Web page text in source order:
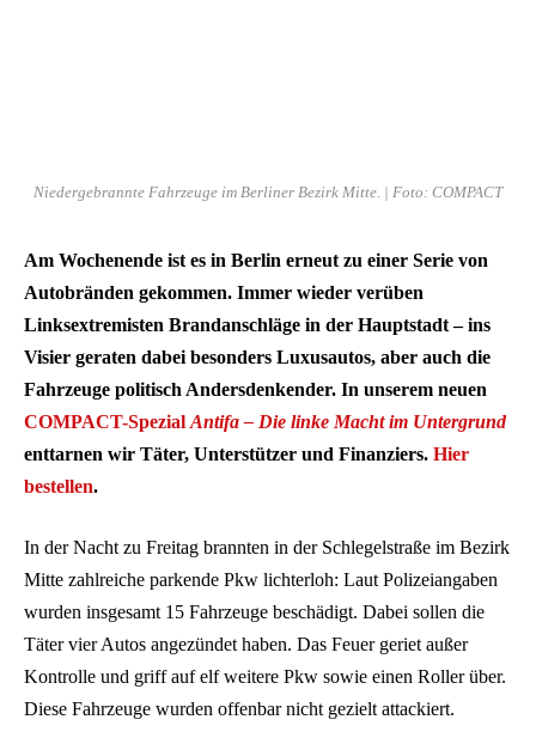
Niedergebrannte Fahrzeuge im Berliner Bezirk Mitte. | Foto: COMPACT
Am Wochenende ist es in Berlin erneut zu einer Serie von
Autobränden gekommen. Immer wieder verüben
Linksextremisten Brandanschläge in der Hauptstadt – ins
Visier geraten dabei besonders Luxusautos, aber auch die
Fahrzeuge politisch Andersdenkender. In unserem neuen
COMPACT-Spezial Antifa – Die linke Macht im Untergrund
enttarnen wir Täter, Unterstützer und Finanziers. Hier
bestellen.
In der Nacht zu Freitag brannten in der Schlegelstraße im Bezirk
Mitte zahlreiche parkende Pkw lichterloh: Laut Polizeiangaben
wurden insgesamt 15 Fahrzeuge beschädigt. Dabei sollen die
Täter vier Autos angezündet haben. Das Feuer geriet außer
Kontrolle und griff auf elf weitere Pkw sowie einen Roller über.
Diese Fahrzeuge wurden offenbar nicht gezielt attackiert.